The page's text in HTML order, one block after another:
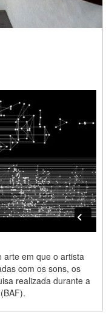
arte em que o artista
com os sons, os
realizada durante a